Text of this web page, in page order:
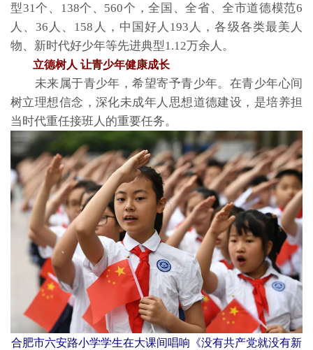
型31个、138个、560个，全国、全省、全市道德模范6
人、36人、158人，中国好人193人，各级各类最美人
物、新时代好少年等先进典型1.12万余人。
立德树人 让青少年健康成长
未来属于青少年，希望寄予青少年。在青少年心间
树立理想信念，深化未成年人思想道德建设，是培养担
当时代重任接班人的重要任务。
合肥市六安路小学学生在大课间唱响《没有共产党就没有新